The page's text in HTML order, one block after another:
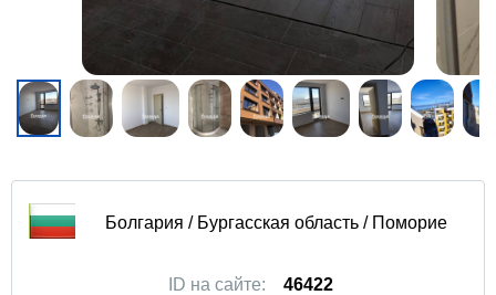
Болгария / Бургасская область / Поморие
46422
ID на сайте: